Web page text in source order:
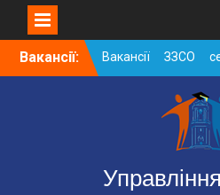
SkipВакансії:
Вакансії ЗЗСО
2026
Вакансії ЗЗСО
Вакансії у
дошкільних
ЗЗСО
01.08.2026 р.